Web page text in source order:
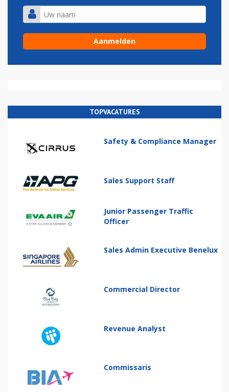
TOPVACATURES
Safety & Compliance Manager
Sales Support Staff
Junior Passenger Traffic
Officer
Sales Admin Executive Benelux
Commercial Director
Revenue Analyst
Commissaris